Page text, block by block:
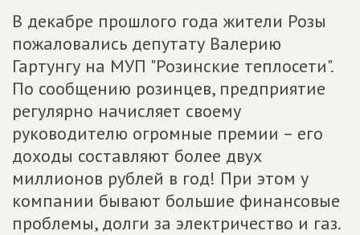
В декабре прошлого года жители Розы
пожаловались депутату Валерию
Гартунгу на МУП "Розинские теплосети".
По сообщению розинцев, предприятие
регулярно начисляет своему
руководителю огромные премии – его
доходы составляют более двух
миллионов рублей в год! При этом у
компании бывают большие финансовые
проблемы, долги за электричество и газ.